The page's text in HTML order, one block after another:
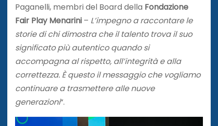
Paganelli, membri del Board della Fondazione
Fair Play Menarini – L’impegno a raccontare le
storie di chi dimostra che il talento trova il suo
significato più autentico quando si
accompagna al rispetto, all’integrità e alla
correttezza. È questo il messaggio che vogliamo
continuare a trasmettere alle nuove
generazioni“.